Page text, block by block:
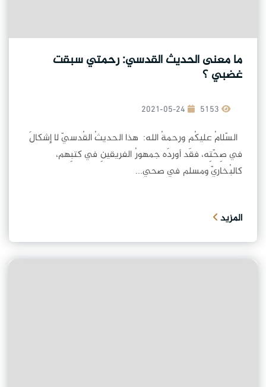
ما معنى الحديث القدسي: رحمتي سبقت
غضبي ؟
2021-05-24
السّلامُ عليكُم ورحمةُ الله: هذا الحديثُ القُدسيّ لا إشكالَ
في صِحّتِه، فقَد أوردَه جمهورُ الفريقينِ في كتبِهم،
كالبُخاريّ ومسلم في صحي...
المزيد